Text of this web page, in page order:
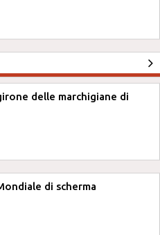
delle marchigiane di
di scherma